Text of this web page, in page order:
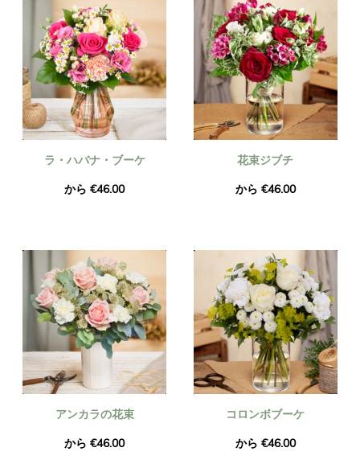
ラ・ハバナ・ブーケ
から €46.00
花束ジブチ
から €46.00
アンカラの花束
から €46.00
コロンボブーケ
から €46.00